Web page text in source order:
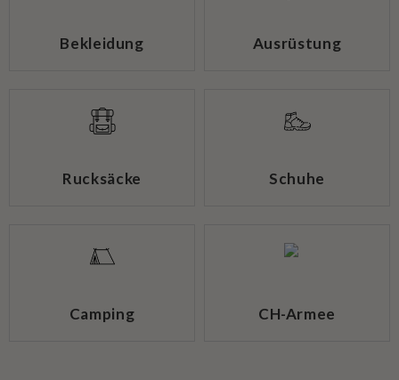
Bekleidung Ausrüstung
Rucksäcke Schuhe
Camping CH-Armee